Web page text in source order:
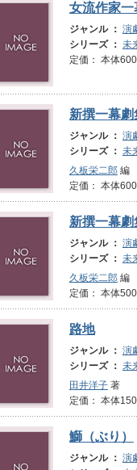
女流作家
ジャンル ： 演
シリーズ ： 未
定価： 本体
新撰一幕
ジャンル ： 演
シリーズ ： 未
久板栄二郎 編
定価： 本体
新撰一幕
ジャンル ： 演
シリーズ ： 未
久板栄二郎 編
定価： 本体
路地
ジャンル ： 演
シリーズ ： 未
田井洋子 著
定価： 本体
鰤（ぶり）
ジャンル ： 演